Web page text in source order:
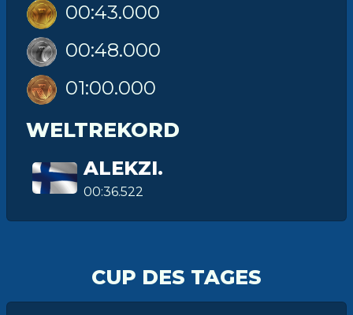
00:43.000
00:48.000
01:00.000
WELTREKORD
ALEKZI.
00:36.522
CUP DES TAGES